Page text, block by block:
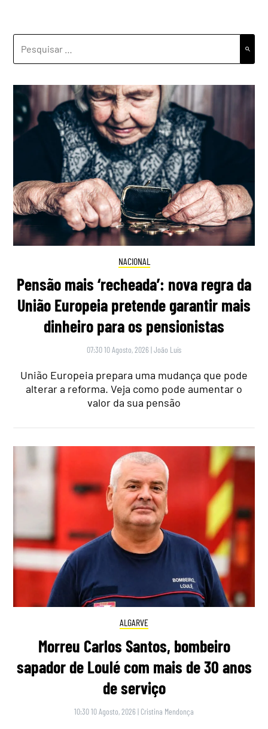
NACIONAL
Pensão mais ‘recheada’: nova regra da
União Europeia pretende garantir mais
dinheiro para os pensionistas
07:30 10 Agosto, 2026 |João Luís
União Europeia prepara uma mudança que pode
alterar a reforma. Veja como pode aumentar o
valor da sua pensão
ALGARVE
Morreu Carlos Santos, bombeiro
sapador de Loulé com mais de 30 anos
de serviço
10:30 10 Agosto, 2026 | Cristina Mendonça